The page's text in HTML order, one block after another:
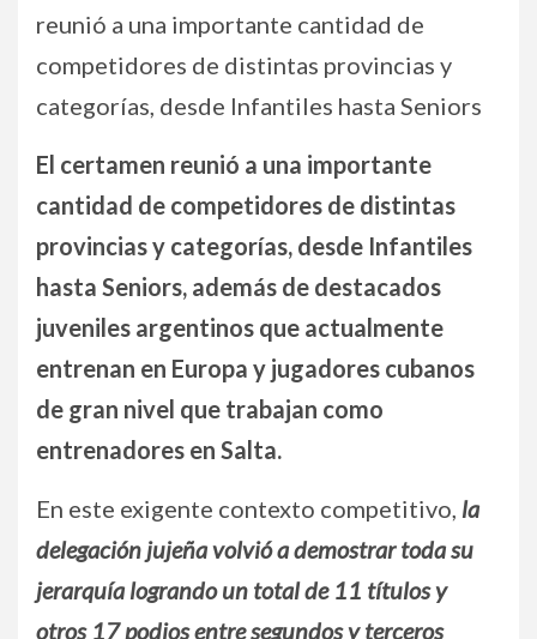
reunió a una importante cantidad de
competidores de distintas provincias y
categorías, desde Infantiles hasta Seniors
El certamen reunió a una importante
cantidad de competidores de distintas
provincias y categorías, desde Infantiles
hasta Seniors, además de destacados
juveniles argentinos que actualmente
entrenan en Europa y jugadores cubanos
de gran nivel que trabajan como
entrenadores en Salta.
En este exigente contexto competitivo, la
delegación jujeña volvió a demostrar toda su
jerarquía logrando un total de 11 títulos y
otros 17 podios entre segundos y terceros